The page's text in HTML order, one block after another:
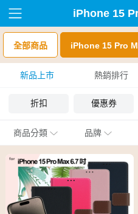
iPhone 15
全部商品 iPhone 15 Pro
新品上市 熱銷排行
折扣 優惠券
商品分類 品牌